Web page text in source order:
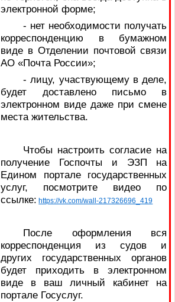
электронной форме;
- нет необходимости получать
корреспонденцию в бумажном
виде в Отделении почтовой связи
АО «Почта России»;
- лицу, участвующему в деле,
будет доставлено письмо в
электронном виде даже при смене
места жительства.
Чтобы настроить согласие на
получение Госпочты и ЭЗП на
Едином портале государственных
услуг, посмотрите видео по
ссылке: https://vk.com/wall-217326696_419
После оформления вся
корреспонденция из судов и
других государственных органов
будет приходить в электронном
виде в ваш личный кабинет на
портале Госуслуг.